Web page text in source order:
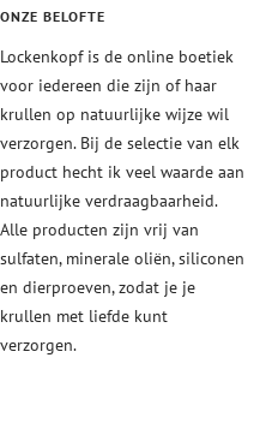
ONZE BELOFTE
Lockenkopf is de online boetiek
voor iedereen die zijn of haar
krullen op natuurlijke wijze wil
verzorgen. Bij de selectie van elk
product hecht ik veel waarde aan
natuurlijke verdraagbaarheid.
Alle producten zijn vrij van
sulfaten, minerale oliën, siliconen
en dierproeven, zodat je je
krullen met liefde kunt
verzorgen.